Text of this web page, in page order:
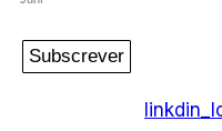
Subscrever